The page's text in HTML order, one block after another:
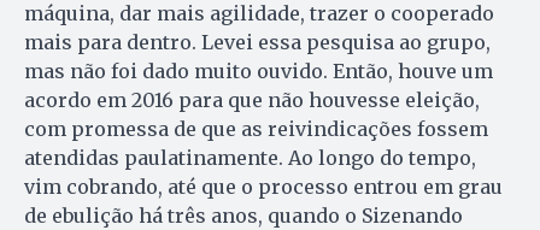
máquina, dar mais agilidade, trazer o cooperado
mais para dentro. Levei essa pesquisa ao grupo,
mas não foi dado muito ouvido. Então, houve um
acordo em 2016 para que não houvesse eleição,
com promessa de que as reivindicações fossem
atendidas paulatinamente. Ao longo do tempo,
vim cobrando, até que o processo entrou em grau
de ebulição há três anos, quando o Sizenando